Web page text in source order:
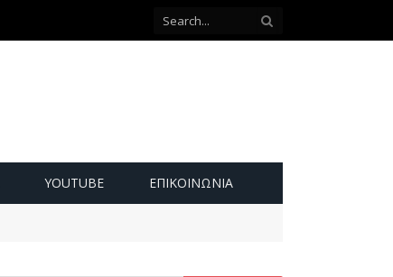
YOUTUBE ΕΠΙΚΟΙΝΩΝΊΑ